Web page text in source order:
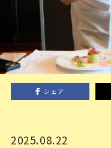
2025.08.22
シェア